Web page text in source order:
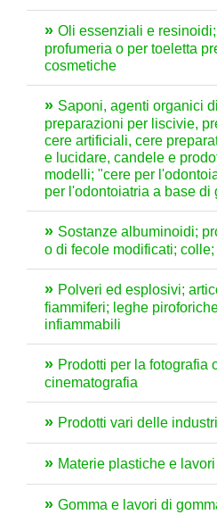
Oli essenziali e
profumeria o per toeletta
cosmetiche
Saponi, agenti organici
preparazioni per liscivie,
cere artificiali, cere
e lucidare, candele e
modelli; "cere per
per l'odontoiatria a base di
Sostanze albuminoidi;
o di fecole modificati;
Polveri ed esplosivi;
fiammiferi; leghe
infiammabili
Prodotti per la fotografia
cinematografia
Prodotti vari delle
Materie plastiche e
Gomma e lavori di